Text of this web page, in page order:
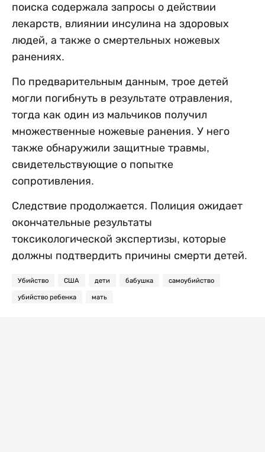
поиска содержала запросы о действии
лекарств, влиянии инсулина на здоровых
людей, а также о смертельных ножевых
ранениях.
По предварительным данным, трое детей
могли погибнуть в результате отравления,
тогда как один из мальчиков получил
множественные ножевые ранения. У него
также обнаружили защитные травмы,
свидетельствующие о попытке
сопротивления.
Следствие продолжается. Полиция ожидает
окончательные результаты
токсикологической экспертизы, которые
должны подтвердить причины смерти детей.
Убийство США дети бабушка самоубийство
убийство ребенка мать